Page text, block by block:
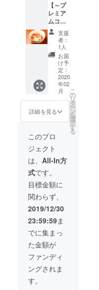
【～プ
レミア
ムコー
ス×2時
間30分
飲み放
題～
全10品
メイン
は「鶏
豚牛ス
テー
キ」５
０００
円】 ～
コース
内容～
①海鮮
サラダ
②チー
ズベー
コンキ
ノコト
マト煮
③鶏肉
のコ
ショウ
焼き ④
豚肉の
マヨ
ネーズ
焼き ⑤
牛肉の
バター
支援
者：
1人
お届
け予
定：
2020
年02
月
詳細を見る
こ
の
リ
タ
ー
ン
を
選
択
す
る
このプロ
ジェクト
は、 All-In方
式です。
目標金額に
関わらず、
2019/12/30
23:59:59ま
でに集まっ
た金額が
ファンディ
ングされま
す。